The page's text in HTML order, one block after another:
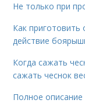
Не только при
Как
действие
Когда сажать
сажать чеснок
Полное